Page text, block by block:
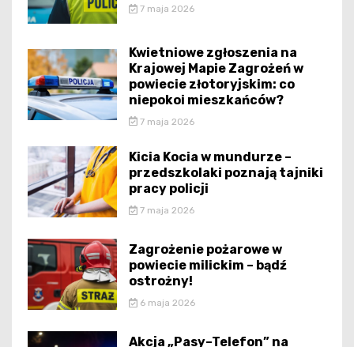
7 maja 2026
Kwietniowe zgłoszenia na
Krajowej Mapie Zagrożeń w
powiecie złotoryjskim: co
niepokoi mieszkańców?
7 maja 2026
Kicia Kocia w mundurze –
przedszkolaki poznają tajniki
pracy policji
7 maja 2026
Zagrożenie pożarowe w
powiecie milickim – bądź
ostrożny!
6 maja 2026
Akcja „Pasy–Telefon” na